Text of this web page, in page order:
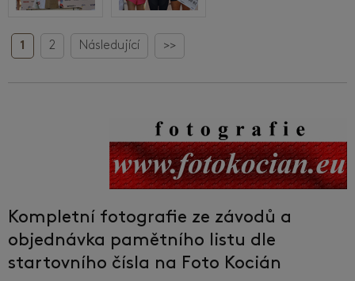
1 2 Následující >>
Kompletní fotografie ze závodů a
objednávka pamětního listu dle
startovního čísla na Foto Kocián